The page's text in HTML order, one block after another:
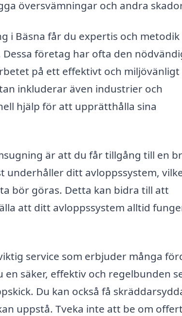
översvämningar och andra
i Bäsna får du expertis och metodik
företag har ofta den
på ett effektivt och miljövänligt
inkluderar även industrier och
hjälp för att upprätthålla sina
är att du får tillgång till en
underhåller ditt avloppssystem,
bör göras. Detta kan bidra till att
att ditt avloppssystem alltid
service som erbjuder många
säker, effektiv och regelbunden
Du kan också få
uppstå. Tveka inte att be om